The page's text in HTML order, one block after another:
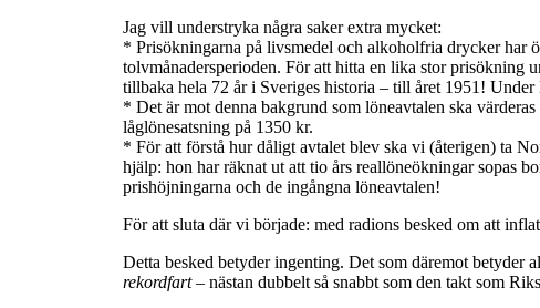
Jag vill understryka några saker extra mycket:
* Prisökningarna på livsmedel och alkoholfria drycker har
tolvmånadersperioden. För att hitta en lika stor prisökning
tillbaka hela 72 år i Sveriges historia – till året 1951! Under
* Det är mot denna bakgrund som löneavtalen ska
låglönesatsning på 1350 kr.
* För att förstå hur dåligt avtalet blev ska vi (återigen) ta
hjälp: hon har räknat ut att tio års reallöneökningar sopas
prishöjningarna och de ingångna löneavtalen!
För att sluta där vi började: med radions besked om att
Detta besked betyder ingenting. Det som däremot betyder
rekordfart– nästan dubbelt så snabbt som den takt som